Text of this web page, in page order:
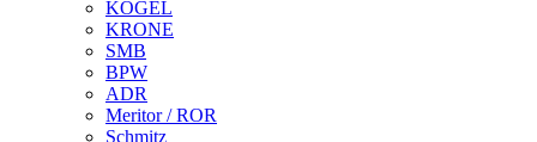
KOGEL
KRONE
SMB
BPW
ADR
Meritor / ROR
Schmitz